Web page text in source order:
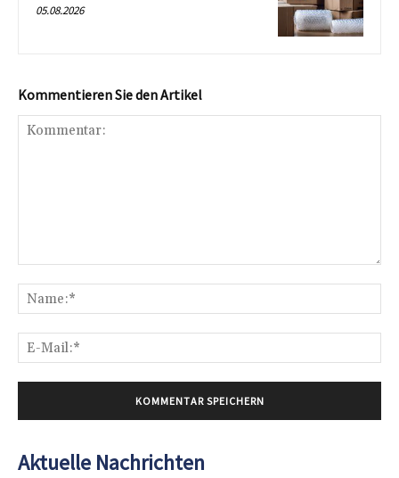
05.08.2026
Kommentieren Sie den Artikel
Aktuelle Nachrichten